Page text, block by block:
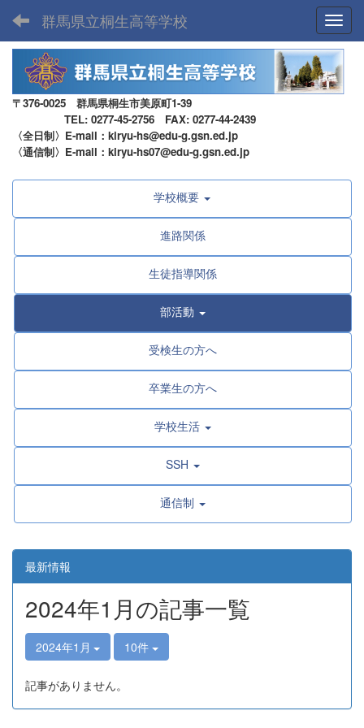
群馬県立桐生高等学校
〒376-0025 群馬県桐生市美原町1-39
TEL: 0277-45-2756 FAX: 0277-44-2439
〈全日制〉E-mail：kiryu-hs@edu-g.gsn.ed.jp
〈通信制〉E-mail：kiryu-hs07@edu-g.gsn.ed.jp
学校概要
進路関係
生徒指導関係
部活動
受検生の方へ
卒業生の方へ
学校生活
SSH
通信制
最新情報
2024年1月の記事一覧
2024年1月 10件
記事がありません。